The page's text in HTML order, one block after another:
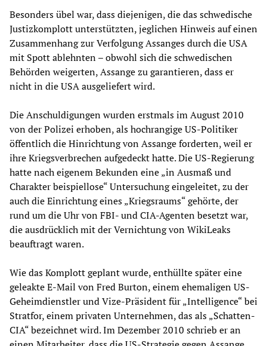
Besonders übel war, dass diejenigen, die das schwedische
Justizkomplott unterstützten, jeglichen Hinweis auf einen
Zusammenhang zur Verfolgung Assanges durch die USA
mit Spott ablehnten – obwohl sich die schwedischen
Behörden weigerten, Assange zu garantieren, dass er
nicht in die USA ausgeliefert wird.
Die Anschuldigungen wurden erstmals im August 2010
von der Polizei erhoben, als hochrangige US-Politiker
öffentlich die Hinrichtung von Assange forderten, weil er
ihre Kriegsverbrechen aufgedeckt hatte. Die US-Regierung
hatte nach eigenem Bekunden eine „in Ausmaß und
Charakter beispiellose“ Untersuchung eingeleitet, zu der
auch die Einrichtung eines „Kriegsraums“ gehörte, der
rund um die Uhr von FBI- und CIA-Agenten besetzt war,
die ausdrücklich mit der Vernichtung von WikiLeaks
beauftragt waren.
Wie das Komplott geplant wurde, enthüllte später eine
geleakte E-Mail von Fred Burton, einem ehemaligen US-
Geheimdienstler und Vize-Präsident für „Intelligence“ bei
Stratfor, einem privaten Unternehmen, das als „Schatten-
CIA“ bezeichnet wird. Im Dezember 2010 schrieb er an